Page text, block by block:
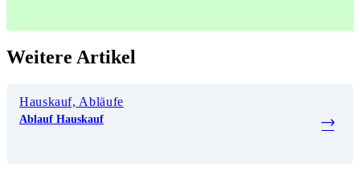
Weitere Artikel
Hauskauf, Abläufe
Ablauf Hauskauf